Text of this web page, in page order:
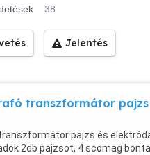
38
Jelentés
transzformátor pajzs
pajzs és
2db pajzsot, 4 scomag